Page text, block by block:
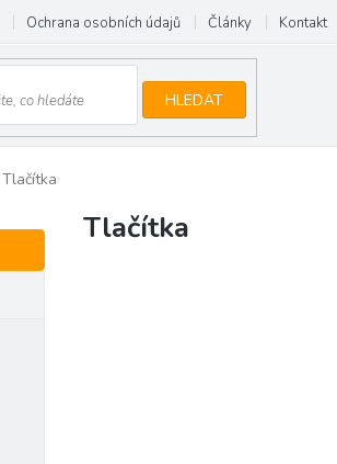
Ochrana osobních údajů Články Kontakt
HLEDAT
Tlačítka
Tlačítka